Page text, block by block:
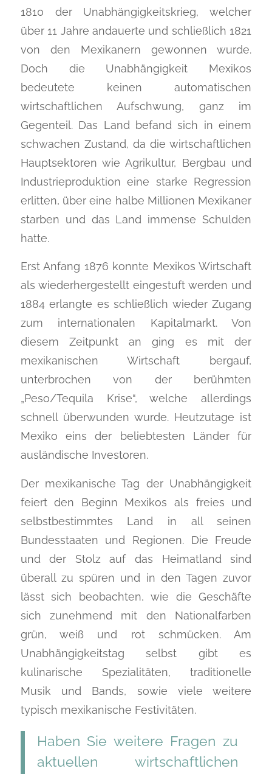
1810 der Unabhängigkeitskrieg, welcher
über 11 Jahre andauerte und schließlich 1821
von den Mexikanern gewonnen wurde.
Doch die Unabhängigkeit Mexikos
bedeutete keinen automatischen
wirtschaftlichen Aufschwung, ganz im
Gegenteil. Das Land befand sich in einem
schwachen Zustand, da die wirtschaftlichen
Hauptsektoren wie Agrikultur, Bergbau und
Industrieproduktion eine starke Regression
erlitten, über eine halbe Millionen Mexikaner
starben und das Land immense Schulden
hatte.
Erst Anfang 1876 konnte Mexikos Wirtschaft
als wiederhergestellt eingestuft werden und
1884 erlangte es schließlich wieder Zugang
zum internationalen Kapitalmarkt. Von
diesem Zeitpunkt an ging es mit der
mexikanischen Wirtschaft bergauf,
unterbrochen von der berühmten
„Peso/Tequila Krise“, welche allerdings
schnell überwunden wurde. Heutzutage ist
Mexiko eins der beliebtesten Länder für
ausländische Investoren.
Der mexikanische Tag der Unabhängigkeit
feiert den Beginn Mexikos als freies und
selbstbestimmtes Land in all seinen
Bundesstaaten und Regionen. Die Freude
und der Stolz auf das Heimatland sind
überall zu spüren und in den Tagen zuvor
lässt sich beobachten, wie die Geschäfte
sich zunehmend mit den Nationalfarben
grün, weiß und rot schmücken. Am
Unabhängigkeitstag selbst gibt es
kulinarische Spezialitäten, traditionelle
Musik und Bands, sowie viele weitere
typisch mexikanische Festivitäten.
Haben Sie weitere Fragen zu
aktuellen wirtschaftlichen